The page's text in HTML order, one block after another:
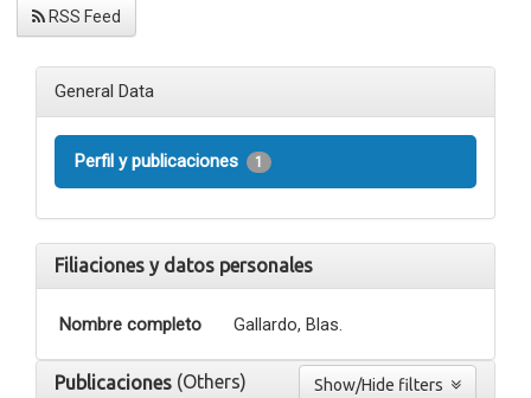
RSS Feed
General Data
Perfil y publicaciones 1
Filiaciones y datos personales
Nombre completo Gallardo, Blas.
Publicaciones (Others)